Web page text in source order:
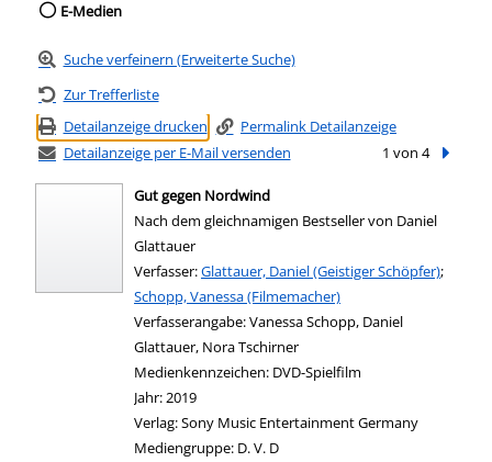
E-Medien
Suche verfeinern (Erweiterte Suche)
Zur Trefferliste
Detailanzeige drucken
Permalink Detailanzeige
Detailanzeige per E-Mail versenden
1 von 4
Gut gegen Nordwind
Nach dem gleichnamigen Bestseller von Daniel
Glattauer
Verfasser:Suche nach diesem Verfasser
Glattauer, Daniel (Geistiger Schöpfer);
Schopp, Vanessa (Filmemacher)
Verfasserangabe:Vanessa Schopp, Daniel
Glattauer, Nora Tschirner
Medienkennzeichen: DVD-Spielfilm
Jahr:2019
Verlag:Sony Music Entertainment Germany
Mediengruppe: D. V. D